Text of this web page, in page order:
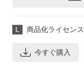
L 商品化ライセンス
今すぐ購入